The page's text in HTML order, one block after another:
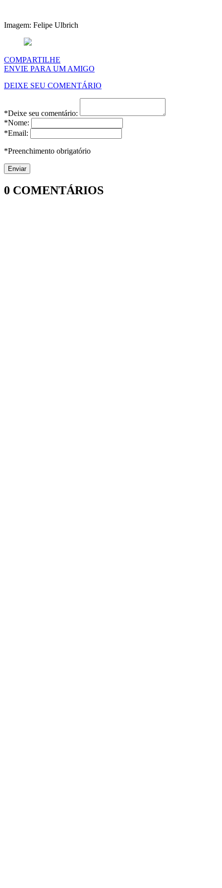
Imagem: Felipe Ulbrich
COMPARTILHE
ENVIE PARA UM AMIGO
DEIXE SEU COMENTÁRIO
*Deixe seu comentário:
*Nome:
*Email:
*Preenchimento obrigatório
0 COMENTÁRIOS